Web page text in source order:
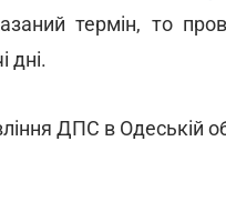
термін, то
дні.
ДПС в Одеській